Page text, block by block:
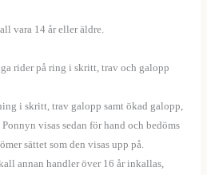
vara 14 år eller äldre.
rider på ring i skritt, trav och galopp
i skritt, trav galopp samt ökad galopp,
visas sedan för hand och bedöms
sättet som den visas upp på.
annan handler över 16 år inkallas,